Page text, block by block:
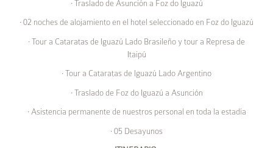
· Traslado de Asunción a Foz do Iguazú
· 02 noches de alojamiento en el hotel seleccionado en Foz do Iguazú
· Tour a Cataratas de Iguazú Lado Brasileño y tour a Represa de
Itaipú
· Tour a Cataratas de Iguazú Lado Argentino
· Traslado de Foz do Iguazú a Asunción
· Asistencia permanente de nuestros personal en toda la estadía
· 05 Desayunos